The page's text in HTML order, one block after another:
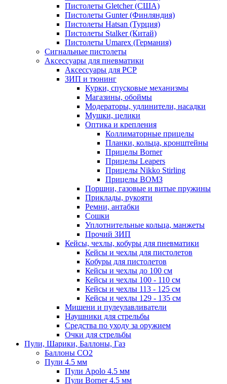
Пистолеты Gletcher (США)
Пистолеты Gunter (Финляндия)
Пистолеты Hatsan (Турция)
Пистолеты Stalker (Китай)
Пистолеты Umarex (Германия)
Сигнальные пистолеты
Аксессуары для пневматики
Аксессуары для PCP
ЗИП и тюнинг
Курки, спусковые механизмы
Магазины, обоймы
Модераторы, удлинители, насадки
Мушки, целики
Оптика и крепления
Коллиматорные прицелы
Планки, кольца, кронштейны
Прицелы Borner
Прицелы Leapers
Прицелы Nikko Stirling
Прицелы ВОМЗ
Поршни, газовые и витые пружины
Приклады, рукояти
Ремни, антабки
Сошки
Уплотнительные кольца, манжеты
Прочий ЗИП
Кейсы, чехлы, кобуры для пневматики
Кейсы и чехлы для пистолетов
Кобуры для пистолетов
Кейсы и чехлы до 100 см
Кейсы и чехлы 100 - 110 см
Кейсы и чехлы 113 - 125 см
Кейсы и чехлы 129 - 135 см
Мишени и пулеулавливатели
Наушники для стрельбы
Средства по уходу за оружием
Очки для стрельбы
Пули, Шарики, Баллоны, Газ
Баллоны CO2
Пули 4.5 мм
Пули Apolo 4.5 мм
Пули Borner 4.5 мм